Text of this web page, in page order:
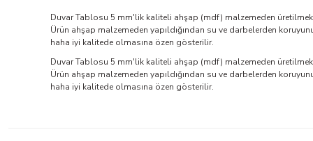
Duvar Tablosu 5 mm'lik kaliteli ahşap (mdf) malzemeden
Ürün ahşap malzemeden yapıldığından su ve darbelerden
haha iyi kalitede olmasına özen gösterilir.
Duvar Tablosu 5 mm'lik kaliteli ahşap (mdf) malzemeden
Ürün ahşap malzemeden yapıldığından su ve darbelerden
haha iyi kalitede olmasına özen gösterilir.